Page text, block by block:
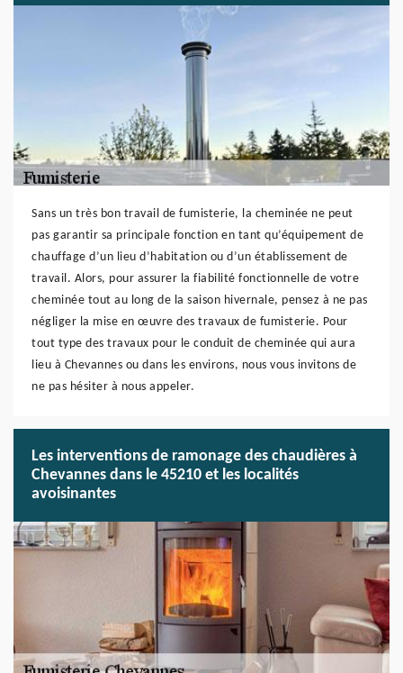
Sans un très bon travail de fumisterie, la cheminée ne peut
pas garantir sa principale fonction en tant qu’équipement de
chauffage d’un lieu d’habitation ou d’un établissement de
travail. Alors, pour assurer la fiabilité fonctionnelle de votre
cheminée tout au long de la saison hivernale, pensez à ne pas
négliger la mise en œuvre des travaux de fumisterie. Pour
tout type des travaux pour le conduit de cheminée qui aura
lieu à Chevannes ou dans les environs, nous vous invitons de
ne pas hésiter à nous appeler.
Les interventions de ramonage des chaudières à
Chevannes dans le 45210 et les localités
avoisinantes